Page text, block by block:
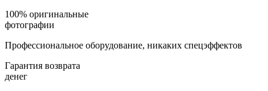
100% оригинальные
фотографии
Профессиональное оборудование, никаких спецэффектов
Гарантия возврата
денег